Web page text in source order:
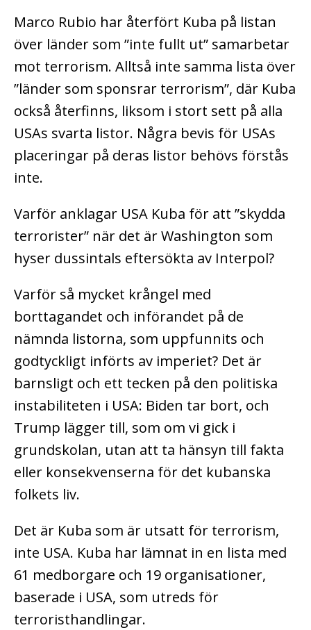
Marco Rubio har återfört Kuba på listan
över länder som ”inte fullt ut” samarbetar
mot terrorism. Alltså inte samma lista över
”länder som sponsrar terrorism”, där Kuba
också återfinns, liksom i stort sett på alla
USAs svarta listor. Några bevis för USAs
placeringar på deras listor behövs förstås
inte.
Varför anklagar USA Kuba för att ”skydda
terrorister” när det är Washington som
hyser dussintals eftersökta av Interpol?
Varför så mycket krångel med
borttagandet och införandet på de
nämnda listorna, som uppfunnits och
godtyckligt införts av imperiet? Det är
barnsligt och ett tecken på den politiska
instabiliteten i USA: Biden tar bort, och
Trump lägger till, som om vi gick i
grundskolan, utan att ta hänsyn till fakta
eller konsekvenserna för det kubanska
folkets liv.
Det är Kuba som är utsatt för terrorism,
inte USA. Kuba har lämnat in en lista med
61 medborgare och 19 organisationer,
baserade i USA, som utreds för
terroristhandlingar.